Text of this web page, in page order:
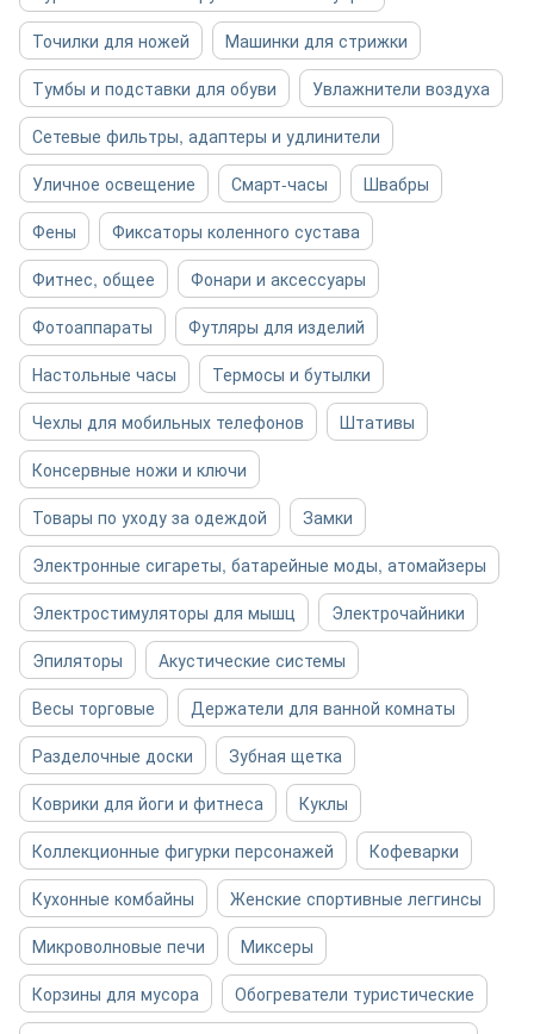
Точилки для ножей
Машинки для стрижки
Тумбы и подставки для обуви
Увлажнители воздуха
Сетевые фильтры, адаптеры и удлинители
Уличное освещение
Смарт-часы
Швабры
Фены
Фиксаторы коленного сустава
Фитнес, общее
Фонари и аксессуары
Фотоаппараты
Футляры для изделий
Настольные часы
Термосы и бутылки
Чехлы для мобильных телефонов
Штативы
Консервные ножи и ключи
Товары по уходу за одеждой
Замки
Электронные сигареты, батарейные моды, атомайзеры
Электростимуляторы для мышц
Электрочайники
Эпиляторы
Акустические системы
Весы торговые
Держатели для ванной комнаты
Разделочные доски
Зубная щетка
Коврики для йоги и фитнеса
Куклы
Коллекционные фигурки персонажей
Кофеварки
Кухонные комбайны
Женские спортивные леггинсы
Микроволновые печи
Миксеры
Корзины для мусора
Обогреватели туристические